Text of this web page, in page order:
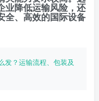
业降低运输风险，还
全、高效的国际设备
发？运输流程、包装及